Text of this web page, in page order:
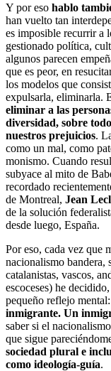
Y por eso hablo
han vuelto tan
es imposible recurrir a
gestionado política,
algunos parecen
que es peor, en
los modelos que
expulsarla, eliminarla.
eliminar a las
diversidad, sobre
nuestros prejuicios.
como un mal, como
monismo. Cuando
subyace al mito de
recordado
de Montreal, Jean
de la solución
desde luego, España.
Por eso, cada vez que
nacionalismo bandera,
catalanistas, vascos,
escoceses) he
pequeño reflejo mental:
inmigrante. Un
saber si el
que sigue
sociedad plural e
como ideología-guía.